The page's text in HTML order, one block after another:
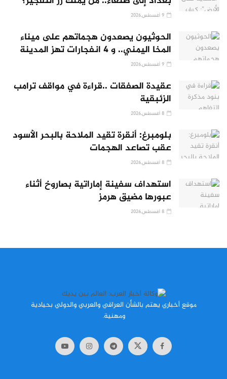
الحوثيون يصعدون هجماتهم على ميناء
المخا اليمني.. و 4 انفجارات تهز المدينة
عقيدة الصفقات ..قراءة في مواقف ترامب
الزئبقية
بلومبرغ: أنقرة تقيد الملاحة بالبحر الأسود
عقب تصاعد الهجمات
استهداف سفينة إماراتية بصاروخ أثناء
عبورها مضيق هرمز
موقع أخباري يهتم بالشأن العراقي والعربي والدولي بحيادية
ومهنية.